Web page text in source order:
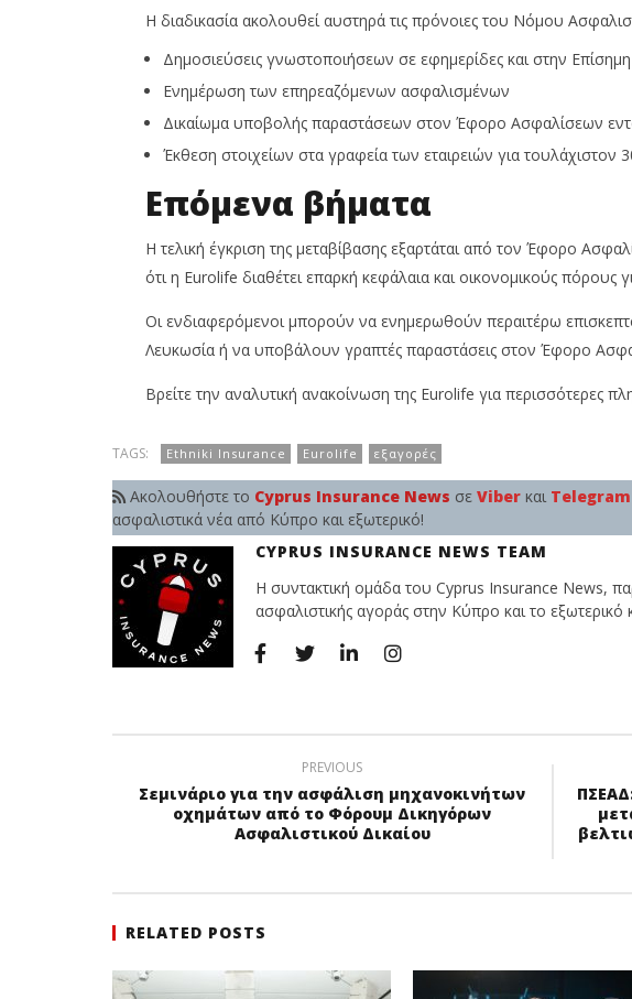
Η διαδικασία ακολουθεί αυστηρά τις πρόνοιες του Νόμου
Δημοσιεύσεις γνωστοποιήσεων σε εφημερίδες και στην
Ενημέρωση των επηρεαζόμενων ασφαλισμένων
Δικαίωμα υποβολής παραστάσεων στον Έφορο Ασφαλίσεων
Έκθεση στοιχείων στα γραφεία των εταιρειών για τουλάχιστον
Επόμενα βήματα
Η τελική έγκριση της μεταβίβασης εξαρτάται από τον Έφορο
ότι η Eurolife διαθέτει επαρκή κεφάλαια και οικονομικούς
Οι ενδιαφερόμενοι μπορούν να ενημερωθούν περαιτέρω
Λευκωσία ή να υποβάλουν γραπτές παραστάσεις στον Έφορο
Βρείτε την αναλυτική ανακοίνωση της Eurolife για περισσότερες
TAGS: Ethniki Insurance Eurolife εξαγορές
Ακολουθήστε το Cyprus Insurance News σε Viberκαι Telegram
ασφαλιστικά νέα από Κύπρο και εξωτερικό!
CYPRUS INSURANCE NEWS TEAM
Η συντακτική ομάδα του Cyprus Insurance News,
ασφαλιστικής αγοράς στην Κύπρο και το εξωτερικό
PREVIOUS
Σεμινάριο για την ασφάλιση μηχανοκινήτων
οχημάτων από το Φόρουμ Δικηγόρων
Ασφαλιστικού Δικαίου
RELATED POSTS